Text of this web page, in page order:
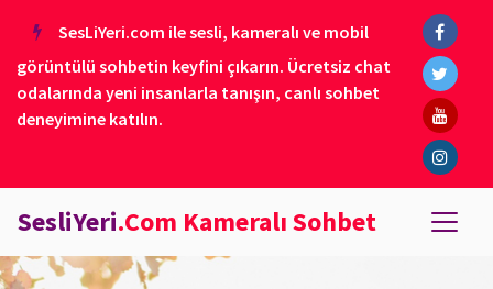
SesLiYeri.com ile sesli, kameralı ve mobil
görüntülü sohbetin keyfini çıkarın. Ücretsiz chat
odalarında yeni insanlarla tanışın, canlı sohbet
deneyimine katılın.
SesliYeri.Com Kameralı Sohbet